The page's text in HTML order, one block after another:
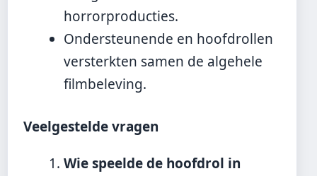
horrorproducties.
Ondersteunende en hoofdrollen
versterkten samen de algehele
filmbeleving.
Veelgestelde vragen
Wie speelde de hoofdrol in